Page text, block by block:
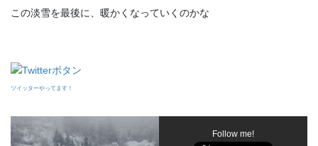
この淡雪を最後に、暖かくなっていくのかな
ツイッターやってます！
Follow me!